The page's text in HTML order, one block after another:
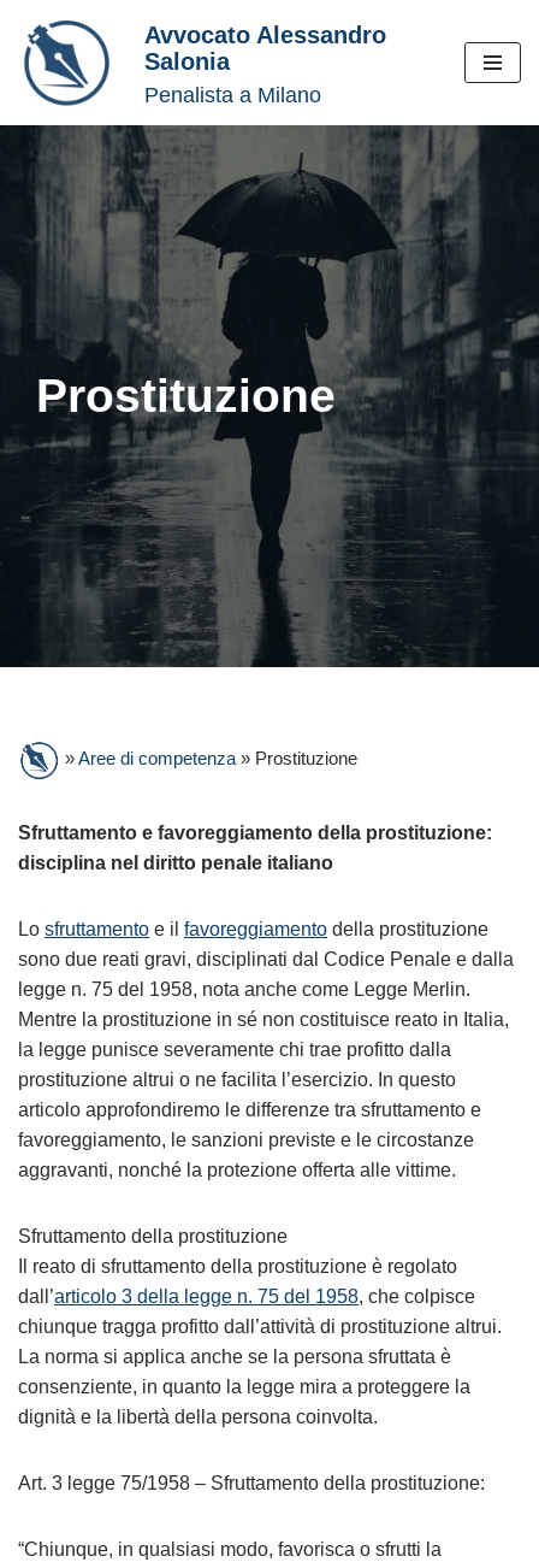
Vai
al
contenuto
Avvocato Alessandro
Salonia
Penalista a Milano
Prostituzione
»Aree di competenza» Prostituzione
Sfruttamento e favoreggiamento della prostituzione:
disciplina nel diritto penale italiano
Lo sfruttamento e il favoreggiamento della prostituzione
sono due reati gravi, disciplinati dal Codice Penale e dalla
legge n. 75 del 1958, nota anche come Legge Merlin.
Mentre la prostituzione in sé non costituisce reato in Italia,
la legge punisce severamente chi trae profitto dalla
prostituzione altrui o ne facilita l’esercizio. In questo
articolo approfondiremo le differenze tra sfruttamento e
favoreggiamento, le sanzioni previste e le circostanze
aggravanti, nonché la protezione offerta alle vittime.
Sfruttamento della prostituzione
Il reato di sfruttamento della prostituzione è regolato
dall’articolo 3 della legge n. 75 del 1958, che colpisce
chiunque tragga profitto dall’attività di prostituzione altrui.
La norma si applica anche se la persona sfruttata è
consenziente, in quanto la legge mira a proteggere la
dignità e la libertà della persona coinvolta.
Art. 3 legge 75/1958 – Sfruttamento della prostituzione:
“Chiunque, in qualsiasi modo, favorisca o sfrutti la